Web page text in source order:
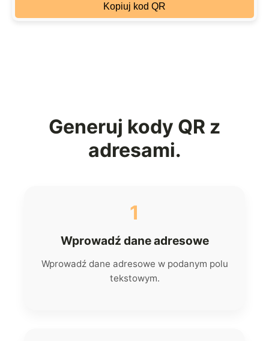
Kopiuj kod QR
Generuj kody QR z
adresami.
1
Wprowadź dane adresowe
Wprowadź dane adresowe w podanym polu
tekstowym.